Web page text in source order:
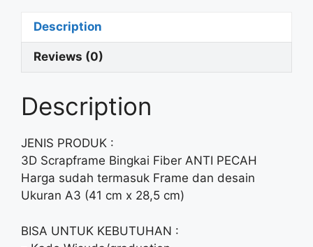
Description
Reviews (0)
Description
JENIS PRODUK :
3D Scrapframe Bingkai Fiber ANTI PECAH
Harga sudah termasuk Frame dan desain
Ukuran A3 (41 cm x 28,5 cm)
BISA UNTUK KEBUTUHAN :